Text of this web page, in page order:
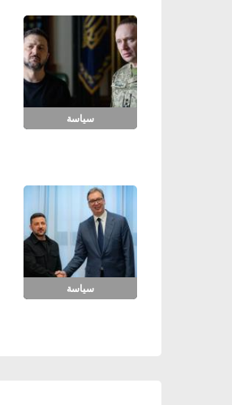
سياسة
سياسة